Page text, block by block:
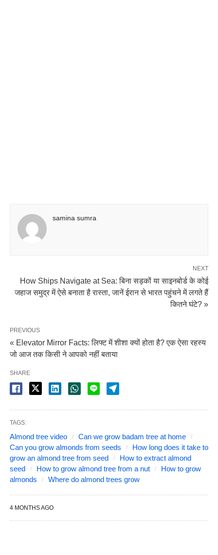
samina sumra
NEXT
How Ships Navigate at Sea: बिना सड़कों या साइनबोर्ड के कोई
जहाज समुद्र में ऐसे बनाता है रास्ता, जानें ईरान से भारत पहुंचने में लगते हैं
कितने घंटे? »
PREVIOUS
« Elevator Mirror Facts: लिफ्ट में शीशा क्यों होता है? एक ऐसा रहस्य
जो आज तक किसी ने आपको नहीं बताया
SHARE
TAGS:
Almond tree video
Can we grow badam tree at home
Can you grow almonds from seeds
How long does it take to
grow an almond tree from seed
How to extract almond
seed
How to grow almond tree from a nut
How to grow
almonds
Where do almond trees grow
4 MONTHS AGO